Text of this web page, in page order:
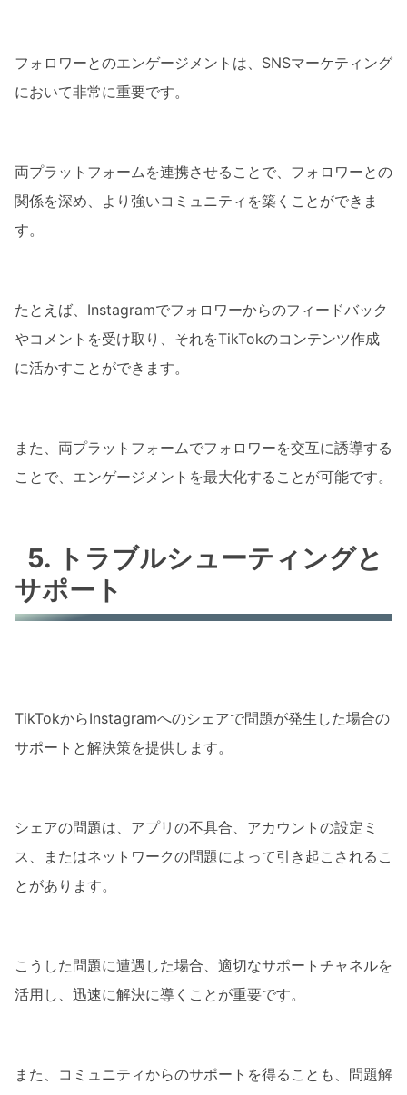
フォロワーとのエンゲージメントは、SNSマーケティング
において非常に重要です。
両プラットフォームを連携させることで、フォロワーとの
関係を深め、より強いコミュニティを築くことができま
す。
たとえば、Instagramでフォロワーからのフィードバック
やコメントを受け取り、それをTikTokのコンテンツ作成
に活かすことができます。
また、両プラットフォームでフォロワーを交互に誘導する
ことで、エンゲージメントを最大化することが可能です。
5. トラブルシューティングと
サポート
TikTokからInstagramへのシェアで問題が発生した場合の
サポートと解決策を提供します。
シェアの問題は、アプリの不具合、アカウントの設定ミ
ス、またはネットワークの問題によって引き起こされるこ
とがあります。
こうした問題に遭遇した場合、適切なサポートチャネルを
活用し、迅速に解決に導くことが重要です。
また、コミュニティからのサポートを得ることも、問題解